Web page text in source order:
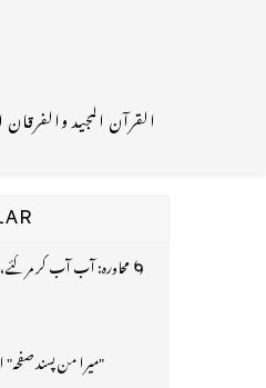
القرآن المجید والفرقان
🌀 محاورہ: آب آب کر مر
"میرا من پسند